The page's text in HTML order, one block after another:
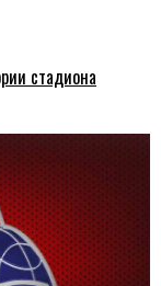
стадиона